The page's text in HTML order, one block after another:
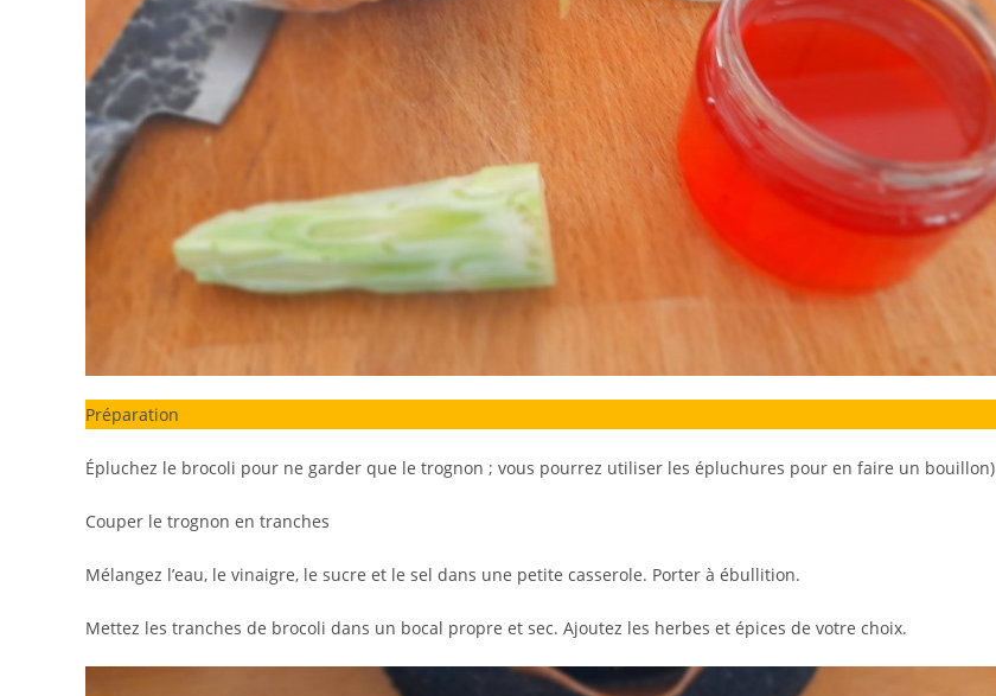
Préparation
Épluchez le brocoli pour ne garder que le trognon ; vous pourrez utiliser les épluchures pour en faire un bouillon)
Couper le trognon en tranches
Mélangez l’eau, le vinaigre, le sucre et le sel dans une petite casserole. Porter à ébullition.
Mettez les tranches de brocoli dans un bocal propre et sec. Ajoutez les herbes et épices de votre choix.